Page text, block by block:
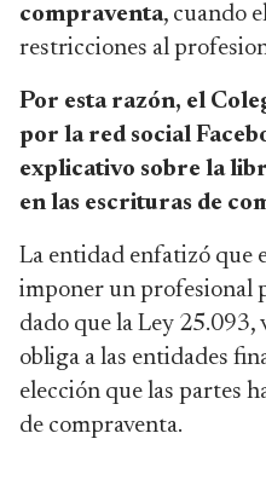
compraventa, cuando
restricciones al
Por esta razón, el
por la red social
explicativo sobre la
en las escrituras de
La entidad enfatizó que
imponer un profesional
dado que la Ley 25.093,
obliga a las entidades
elección que las partes
de compraventa.